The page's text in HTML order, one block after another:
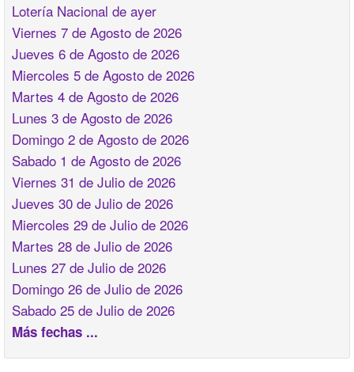
Lotería Nacional de ayer
Viernes 7 de Agosto de 2026
Jueves 6 de Agosto de 2026
Miercoles 5 de Agosto de 2026
Martes 4 de Agosto de 2026
Lunes 3 de Agosto de 2026
Domingo 2 de Agosto de 2026
Sabado 1 de Agosto de 2026
Viernes 31 de Julio de 2026
Jueves 30 de Julio de 2026
Miercoles 29 de Julio de 2026
Martes 28 de Julio de 2026
Lunes 27 de Julio de 2026
Domingo 26 de Julio de 2026
Sabado 25 de Julio de 2026
Más fechas ...